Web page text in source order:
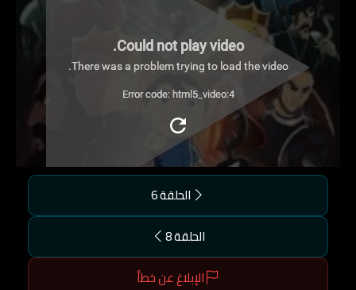
Could not play video.
There was a problem trying to load the video.
Error code: html5_video:4
الحلقة 6
الحلقة 8
الإبلاغ عن خطأ